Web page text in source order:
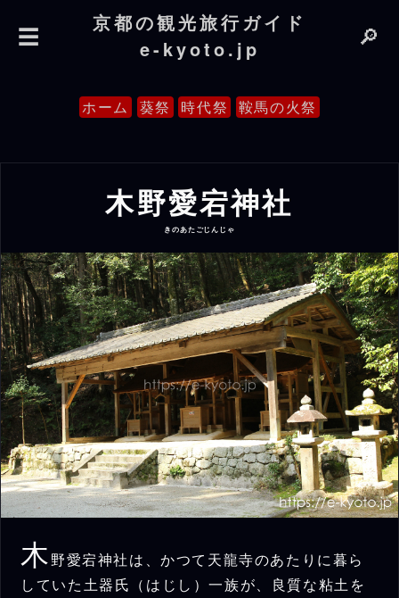
☰
京都の観光旅行ガイド
e-kyoto.jp
🔎
ホーム 葵祭 時代祭 鞍馬の火祭
木野愛宕神社
きのあたごじんじゃ
木野愛宕神社は、かつて天龍寺のあたりに暮ら
していた土器氏（はじし）一族が、良質な粘土を